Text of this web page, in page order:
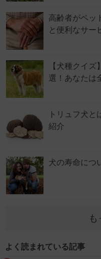
高齢者がペッ
と便利なサー
【犬種クイ
選！あなたは
トリュフ犬と
紹介
犬の寿命につ
よく読まれている記事